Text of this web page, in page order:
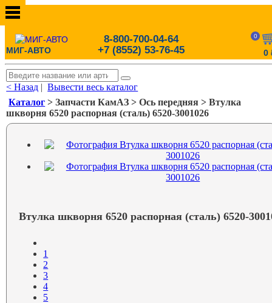
МИГ-АВТО
8-800-700-04-64
+7 (8552) 53-76-45
0
0
< Назад |Вывести весь каталог
Каталог > Запчасти КамАЗ > Ось передняя > Втулка
шкворня 6520 распорная (сталь) 6520-3001026
Втулка шкворня 6520 распорная (сталь) 6520-
1
2
3
4
5